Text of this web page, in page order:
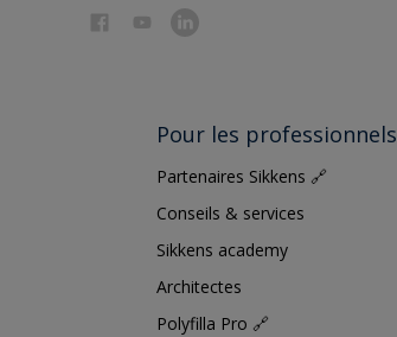
Pour les professionnels
Partenaires Sikkens 🔗
Conseils & services
Sikkens academy
Architectes
Polyfilla Pro 🔗